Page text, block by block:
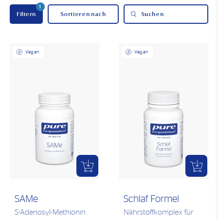
Filtern
1
Suchen
Vegan
SAMe
S-Adenosyl-Methionin
Vegan
Schlaf Formel
Nährstoffkomplex für